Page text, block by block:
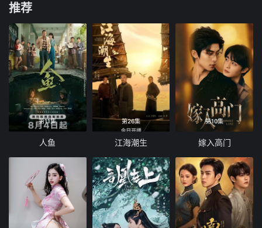
推荐
第11集
人鱼
第26集
江海潮生
第10集
嫁入高门